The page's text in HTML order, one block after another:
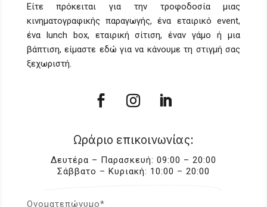
Είτε πρόκειται για την τροφοδοσία μιας
κινηματογραφικής παραγωγής, ένα εταιρικό event,
ένα lunch box, εταιρική σίτιση, έναν γάμο ή μια
βάπτιση, είμαστε εδώ για να κάνουμε τη στιγμή σας
ξεχωριστή.
Ωράριο επικοινωνίας:
Δευτέρα – Παρασκευή: 09:00 – 20:00
Σάββατο – Κυριακή: 10:00 – 20:00